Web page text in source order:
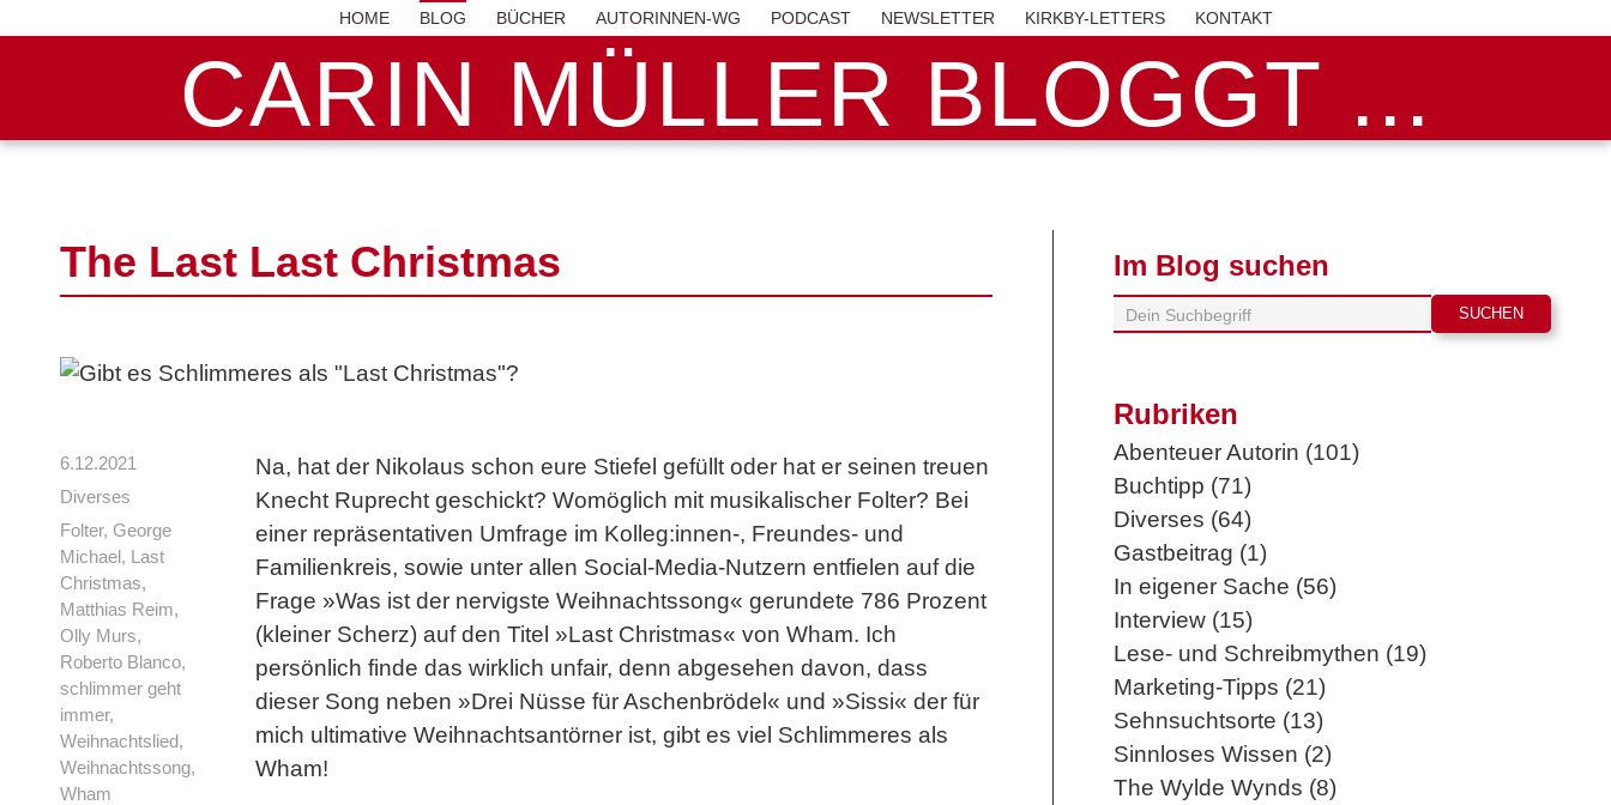
HOME BLOG BÜCHER AUTORINNEN-WG PODCAST NEWSLETTER KIRKBY-LETTERS KONTAKT
CARIN MÜLLER BLOGGT ...
The Last Last Christmas
6.12.2021
Diverses
Folter, George
Michael, Last
Christmas,
Matthias Reim,
Olly Murs,
Roberto Blanco,
schlimmer geht
immer,
Weihnachtslied,
Weihnachtssong,
Wham
Na, hat der Nikolaus schon eure Stiefel gefüllt oder hat er seinen treuen
Knecht Ruprecht geschickt? Womöglich mit musikalischer Folter? Bei
einer repräsentativen Umfrage im Kolleg:innen-, Freundes- und
Familienkreis, sowie unter allen Social-Media-Nutzern entfielen auf die
Frage »Was ist der nervigste Weihnachtssong« gerundete 786 Prozent
(kleiner Scherz) auf den Titel »Last Christmas« von Wham. Ich
persönlich finde das wirklich unfair, denn abgesehen davon, dass
dieser Song neben »Drei Nüsse für Aschenbrödel« und »Sissi« der für
mich ultimative Weihnachtsantörner ist, gibt es viel Schlimmeres als
Wham!
Im Blog suchen
Rubriken
Abenteuer Autorin (101)
Buchtipp (71)
Diverses (64)
Gastbeitrag (1)
In eigener Sache (56)
Interview (15)
Lese- und Schreibmythen (19)
Marketing-Tipps (21)
Sehnsuchtsorte (13)
Sinnloses Wissen (2)
The Wylde Wynds (8)